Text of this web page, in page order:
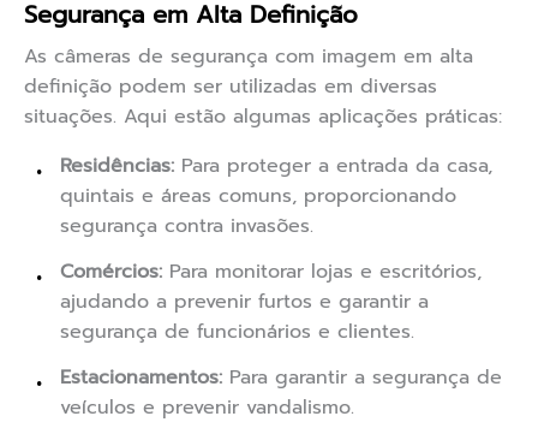
Segurança em Alta Definição
As câmeras de segurança com imagem em alta
definição podem ser utilizadas em diversas
situações. Aqui estão algumas aplicações práticas:
Residências: Para proteger a entrada da casa,
quintais e áreas comuns, proporcionando
segurança contra invasões.
Comércios: Para monitorar lojas e escritórios,
ajudando a prevenir furtos e garantir a
segurança de funcionários e clientes.
Estacionamentos: Para garantir a segurança de
veículos e prevenir vandalismo.